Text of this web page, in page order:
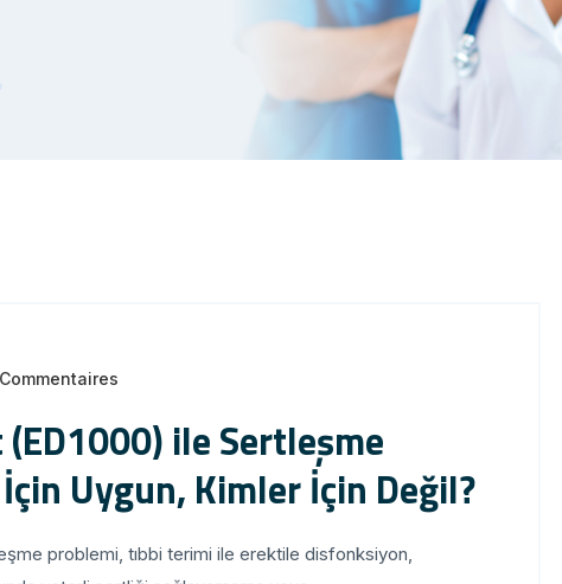
ile Sertleşme
Uygun, Kimler İçin Değil?
problemi, tıbbi terimi ile erektile disfonksiyon,